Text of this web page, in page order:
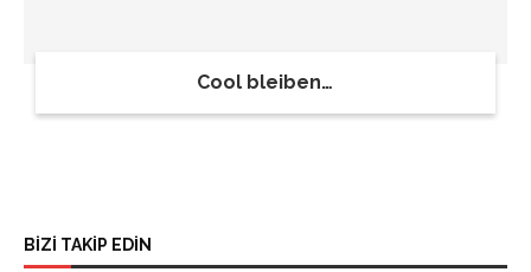
Cool bleiben…
BİZİ TAKİP EDİN